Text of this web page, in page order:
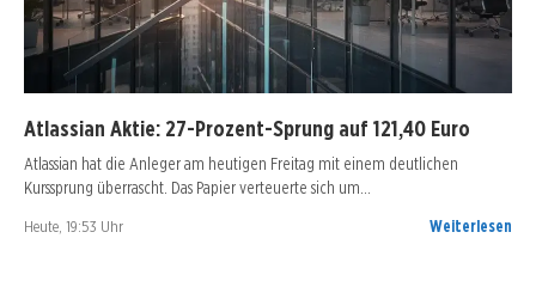
Atlassian Aktie: 27-Prozent-Sprung auf 121,40 Euro
Atlassian hat die Anleger am heutigen Freitag mit einem deutlichen
Kurssprung überrascht. Das Papier verteuerte sich um…
Heute, 19:53 Uhr Weiterlesen